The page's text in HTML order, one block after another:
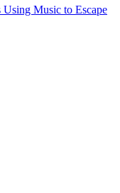
Music to Escape